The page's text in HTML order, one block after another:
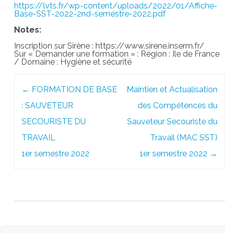
https://lvts.fr/wp-content/uploads/2022/01/Affiche-
Base-SST-2022-2nd-semestre-2022.pdf
Notes:
Inscription sur Sirène : https://www.sirene.inserm.fr/
Sur « Demander une formation » : Région : Ile de France
/ Domaine : Hygiène et sécurité
← FORMATION DE BASE
: SAUVETEUR
SECOURISTE DU
TRAVAIL
1er semestre 2022
Maintien et Actualisation
des Compétences du
Sauveteur Secouriste du
Travail (MAC SST)
1er semestre 2022 →